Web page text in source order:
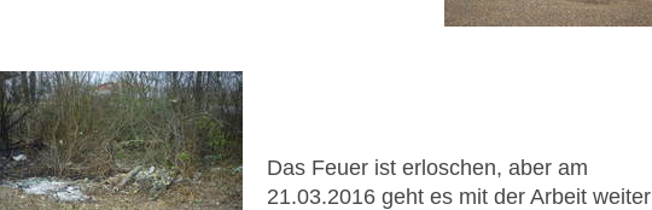
Das Feuer ist erloschen, aber am
21.03.2016 geht es mit der Arbeit weiter